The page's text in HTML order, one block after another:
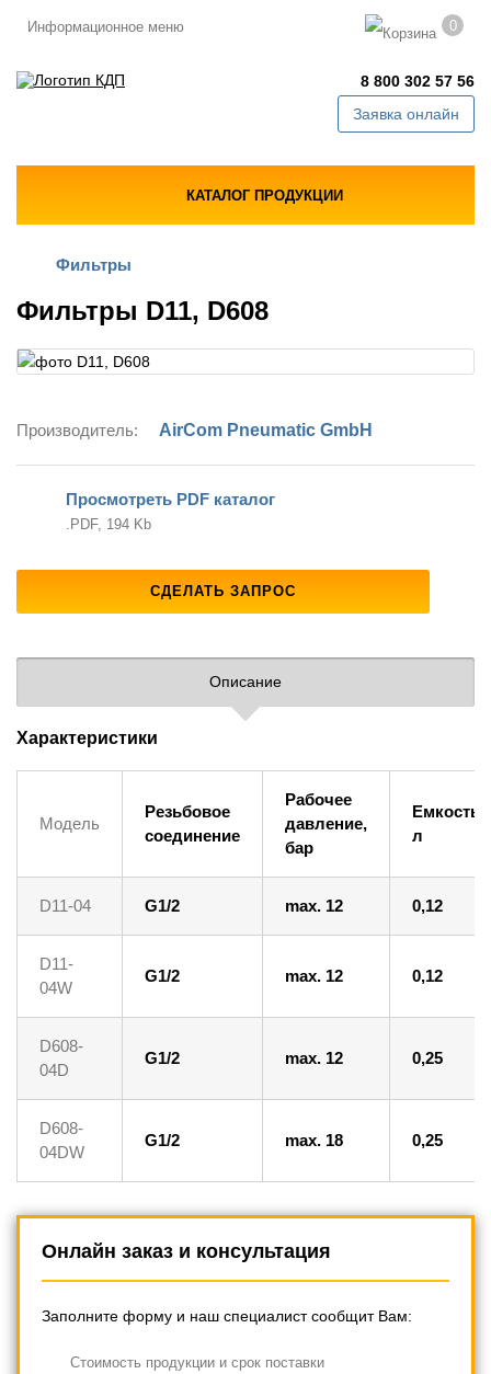
Информационное меню 0
8 800 302 57 56
Заявка онлайн
КАТАЛОГ ПРОДУКЦИИ
Фильтры
Фильтры D11, D608
Производитель: AirCom Pneumatic GmbH
Просмотреть PDF каталог
.PDF, 194 Kb
СДЕЛАТЬ ЗАПРОС
Описание
Характеристики
Модель
Резьбовое
соединение
Рабочее
давление,
бар
Емкость,
л
D11-04 G1/2 max. 12 0,12
D11-
04W
G1/2 max. 12 0,12
D608-
04D
G1/2 max. 12 0,25
D608-
04DW
G1/2 max. 18 0,25
Онлайн заказ и консультация
Заполните форму и наш специалист сообщит Вам:
Cтоимость продукции и срок поставки